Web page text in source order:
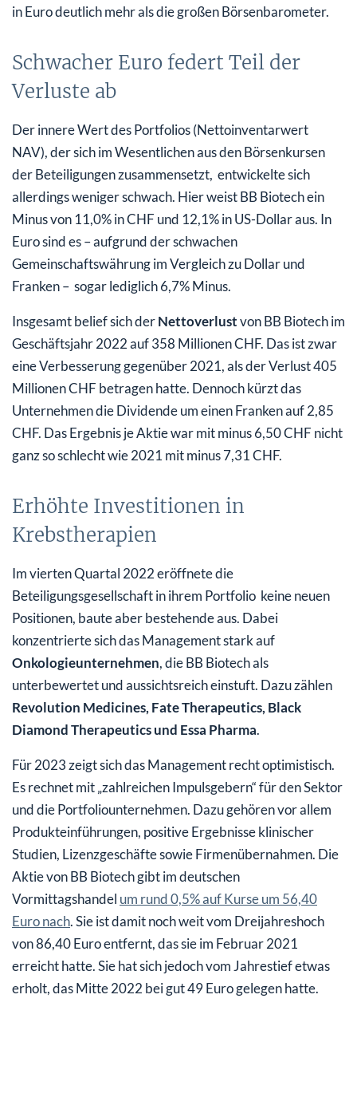
in Euro deutlich mehr als die großen Börsenbarometer.
Schwacher Euro federt Teil der
Verluste ab
Der innere Wert des Portfolios (Nettoinventarwert
NAV), der sich im Wesentlichen aus den Börsenkursen
der Beteiligungen zusammensetzt, entwickelte sich
allerdings weniger schwach. Hier weist BB Biotech ein
Minus von 11,0% in CHF und 12,1% in US-Dollar aus. In
Euro sind es – aufgrund der schwachen
Gemeinschaftswährung im Vergleich zu Dollar und
Franken – sogar lediglich 6,7% Minus.
Insgesamt belief sich derNettoverlustvon BB Biotech im
Geschäftsjahr 2022 auf 358 Millionen CHF. Das ist zwar
eine Verbesserung gegenüber 2021, als der Verlust 405
Millionen CHF betragen hatte. Dennoch kürzt das
Unternehmen die Dividende um einen Franken auf 2,85
CHF. Das Ergebnis je Aktie war mit minus 6,50 CHF nicht
ganz so schlecht wie 2021 mit minus 7,31 CHF.
Erhöhte Investitionen in
Krebstherapien
Im vierten Quartal 2022 eröffnete die
Beteiligungsgesellschaft in ihrem Portfolio keine neuen
Positionen, baute aber bestehende aus. Dabei
konzentrierte sich das Management stark auf
Onkologieunternehmen, die BB Biotech als
unterbewertet und aussichtsreich einstuft. Dazu zählen
Revolution Medicines, Fate Therapeutics, Black
Diamond Therapeutics und Essa Pharma.
Für 2023 zeigt sich das Management recht optimistisch.
Es rechnet mit „zahlreichen Impulsgebern“ für den Sektor
und die Portfoliounternehmen. Dazu gehören vor allem
Produkteinführungen, positive Ergebnisse klinischer
Studien, Lizenzgeschäfte sowie Firmenübernahmen. Die
Aktie von BB Biotech gibt im deutschen
Vormittagshandel um rund 0,5% auf Kurse um 56,40
Euro nach. Sie ist damit noch weit vom Dreijahreshoch
von 86,40 Euro entfernt, das sie im Februar 2021
erreicht hatte. Sie hat sich jedoch vom Jahrestief etwas
erholt, das Mitte 2022 bei gut 49 Euro gelegen hatte.